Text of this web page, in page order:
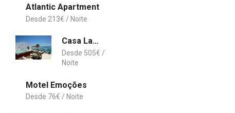
Atlantic Apartment
213€
Casa Latino - Oceanfront - Luxury & Charming villa- Jacuzzi at Rooftop
505€
Motel Emoções
76€